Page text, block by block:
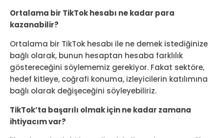
Ortalama bir TikTok hesabı ne kadar para
kazanabilir?
Ortalama bir TikTok hesabı ile ne demek istediğinize
bağlı olarak, bunun hesaptan hesaba farklılık
göstereceğini söylememiz gerekiyor. Fakat sektöre,
hedef kitleye, coğrafi konuma, izleyicilerin katılımına
bağlı olarak değişeceğini söyleyebiliriz.
TikTok’ta başarılı olmak için ne kadar zamana
ihtiyacım var?